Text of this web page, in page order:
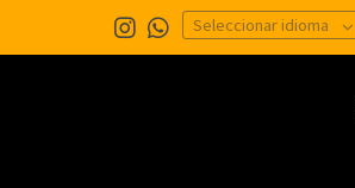
Seleccionar idioma